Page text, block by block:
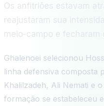
Os anfitriões estavam
reajustaram sua
meio-campo e fecharam
Ghalenoei selecionou
linha defensiva composta
Khalilzadeh, Ali Nemati e
formação se estabeleceu